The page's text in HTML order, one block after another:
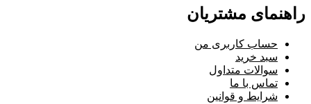
راهنمای مشتریان
حساب کاربری من
سبد خرید
سوالات متداول
تماس با ما
شرایط و قوانین